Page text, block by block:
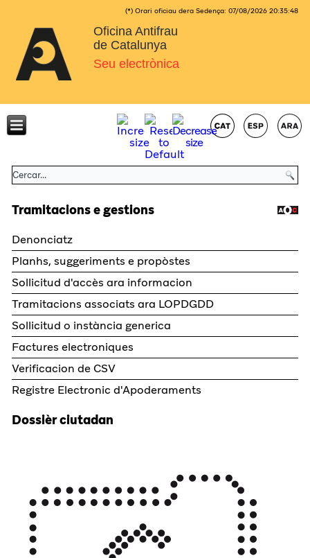
(*) Orari oficiau dera Sedença: 07/08/2026 20:35:49
Oficina Antifrau
de Catalunya
Seu electrònica
Tramitacions e gestions
Denonciatz
Planhs, suggeriments e propòstes
Sollicitud d'accès ara informacion
Tramitacions associats ara LOPDGDD
Sollicitud o instància generica
Factures electroniques
Verificacion de CSV
Registre Electronic d'Apoderaments
Dossièr ciutadan